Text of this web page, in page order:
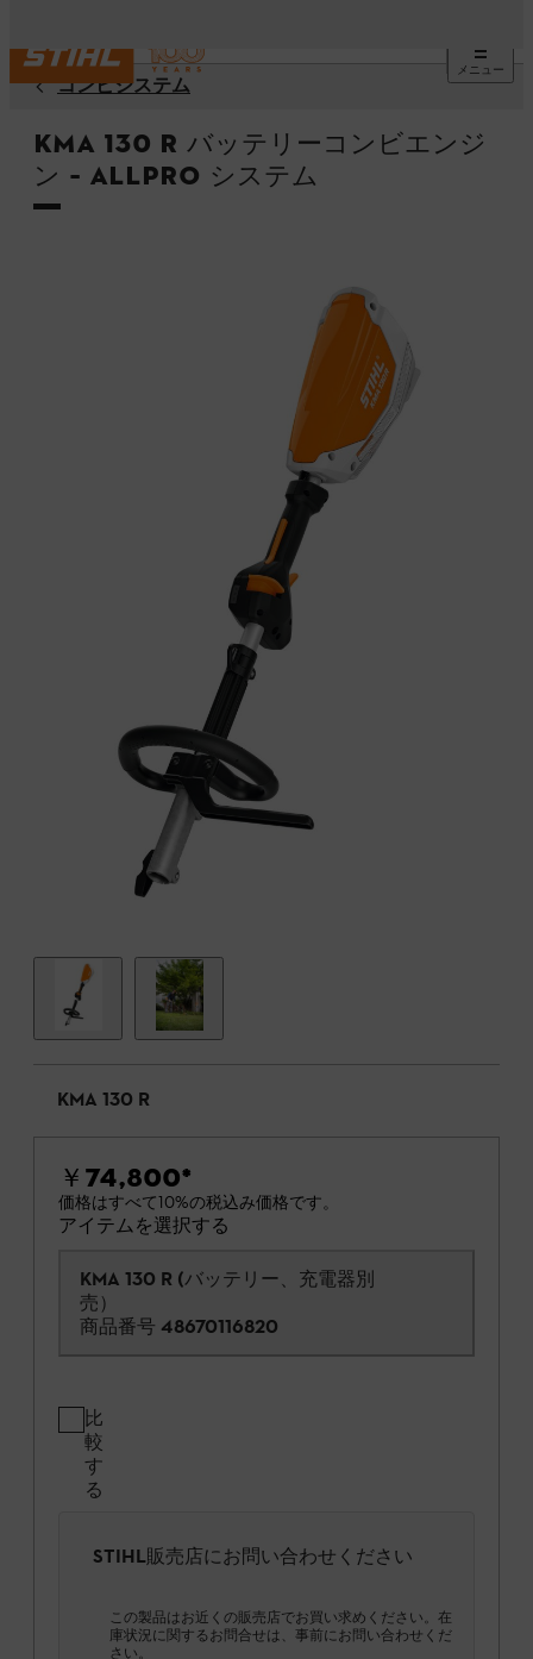
メニュー
コンビシステム
KMA 130 R バッテリーコンビエンジ
ン – ALLPRO システム
KMA 130 R
￥74,800*
価格はすべて10%の税込み価格です。
アイテムを選択する
KMA 130 R (バッテリー、充電器別
売）
商品番号 48670116820
比
較
す
る
STIHL販売店にお問い合わせください
この製品はお近くの販売店でお買い求めください。在
庫状況に関するお問合せは、事前にお問い合わせくだ
さい。